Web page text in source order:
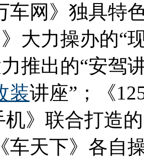
车网》独具特
》大力操办的“
推出的“安驾
装讲座”；《
机》联合打造
车天下》各自